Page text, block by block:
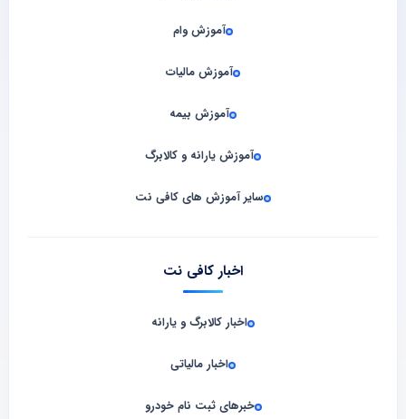
آموزش وام
آموزش مالیات
آموزش بیمه
آموزش یارانه و کالابرگ
سایر آموزش های کافی نت
اخبار کافی نت
اخبار کالابرگ و یارانه
اخبار مالیاتی
خبرهای ثبت نام خودرو